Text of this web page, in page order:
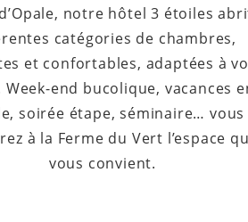
notre hôtel 3 étoiles
catégories de chambres,
et confortables, adaptées à
Week-end bucolique, vacances
soirée étape, séminaire… vous
à la Ferme du Vert l’espace
vous convient.